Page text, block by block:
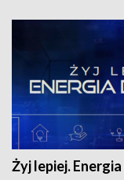
Żyj lepiej.